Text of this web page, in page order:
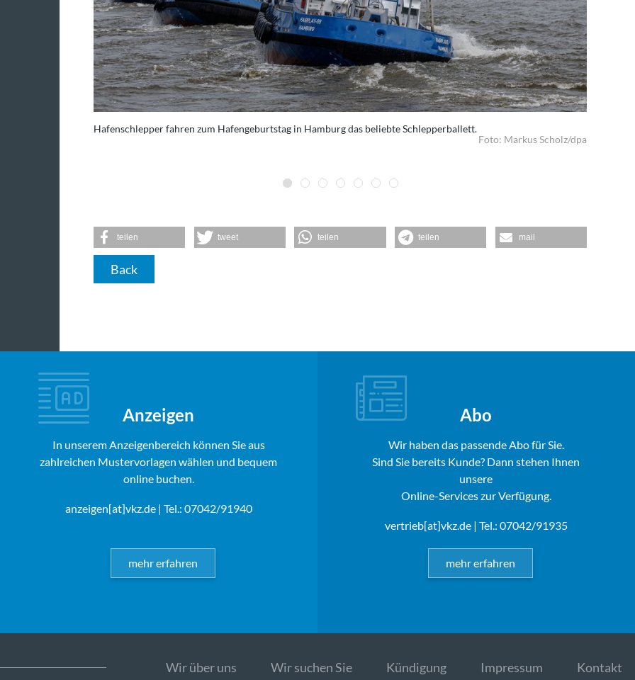
Hafenschlepper fahren zum Hafengeburtstag in Hamburg das beliebte Schlepperballett.
Foto: Markus Scholz/dpa
teilen tweet teilen teilen mail
Back
Anzeigen
In unserem Anzeigenbereich können Sie aus
zahlreichen Mustervorlagen wählen und bequem
online buchen.
anzeigen[at]vkz.de| Tel.: 07042/91940
mehr erfahren
Abo
Wir haben das passende Abo für Sie.
Sind Sie bereits Kunde? Dann stehen Ihnen
unsere
Online-Services zur Verfügung.
vertrieb[at]vkz.de| Tel.: 07042/91935
mehr erfahren
Wir über uns Wir suchen Sie Kündigung Impressum Kontakt